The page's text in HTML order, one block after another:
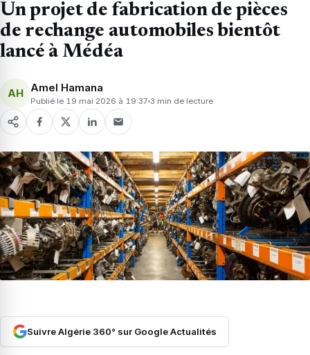
Un projet de fabrication de pièces
de rechange automobiles bientôt
lancé à Médéa
AH Amel Hamana
Publié le 19 mai 2026 à 19:37 3 min de lecture
Suivre Algérie 360° sur Google Actualités